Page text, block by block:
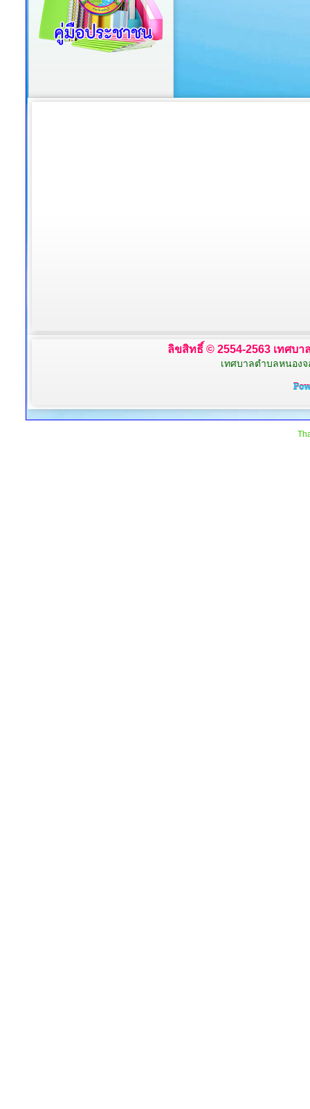
ลิขสิทธิ์ © 2554-2563 เทศบ
เทศบาลตำบลหนองจ